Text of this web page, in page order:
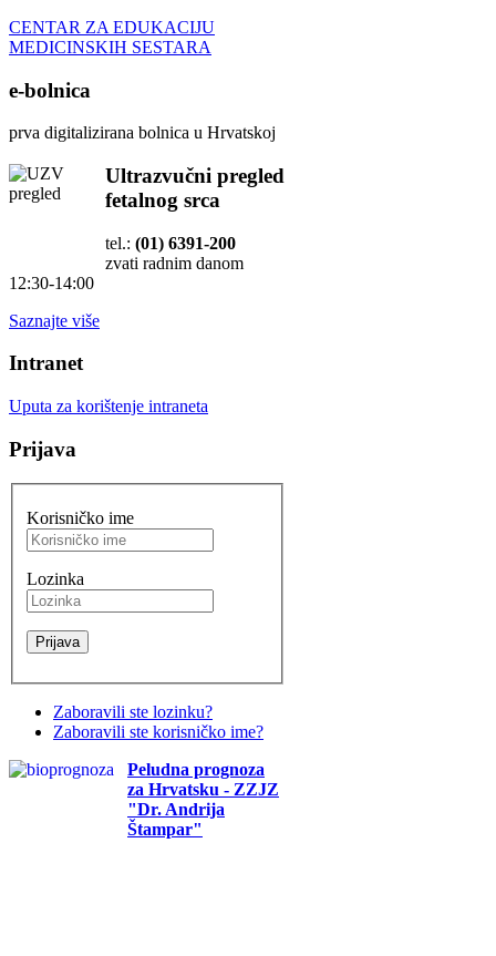
CENTAR ZA EDUKACIJU
MEDICINSKIH SESTARA
e-bolnica
prva digitalizirana bolnica u Hrvatskoj
Ultrazvučni pregled
fetalnog srca
tel.: (01) 6391-200
zvati radnim danom
12:30-14:00
Saznajte više
Intranet
Uputa za korištenje intraneta
Prijava
Korisničko ime
Lozinka
Zaboravili ste lozinku?
Zaboravili ste korisničko ime?
Peludna prognoza
za Hrvatsku - ZZJZ
"Dr. Andrija
Štampar"